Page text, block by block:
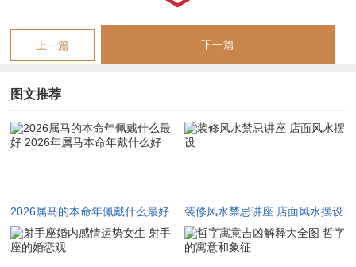
午午自刑于夫妻宫或事业宫。则需加倍呵护伴侣关系，工作中勿
苛求完美，减少自我施压，这一系列连锁反应，其根源皆在于一
吉之第一要义。
五行流转，生克制化是关键，丙午流年火势冲天欲求平衡，必取
调候润燥、通关解厄之物，火旺则木性从火势被焚，若八字原局
之势，致使脾胃失调。
火旺克金，金被销熔，故本年属马之人尤需护持金行，因金为财
上一篇 下一篇
图文推荐
2026属马的本命年佩戴什么最好
2026年属马本命年戴什么好
装修风水禁忌讲座 店面风水摆设